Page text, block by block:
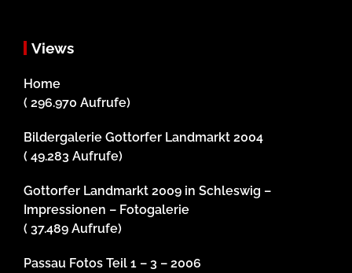
Views
Home
( 296.970 Aufrufe)
Bildergalerie Gottorfer Landmarkt 2004
( 49.283 Aufrufe)
Gottorfer Landmarkt 2009 in Schleswig –
Impressionen – Fotogalerie
( 37.489 Aufrufe)
Passau Fotos Teil 1 – 3 – 2006